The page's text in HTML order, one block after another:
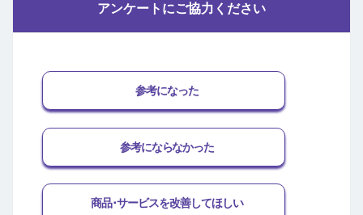
アンケートにご協力ください
参考になった
参考にならなかった
商品･サービスを改善してほしい